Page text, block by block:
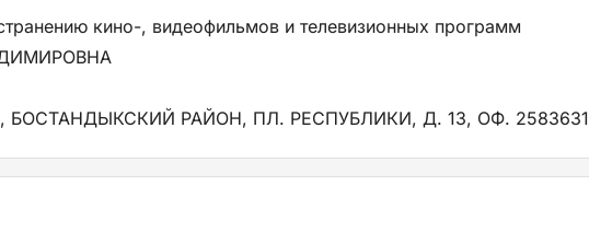
кино-, видеофильмов и телевизионных программ
БОСТАНДЫКСКИЙ РАЙОН, ПЛ. РЕСПУБЛИКИ, Д. 13, ОФ. 2583631